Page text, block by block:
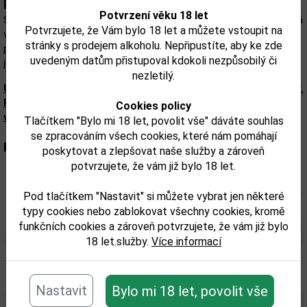
Potvrzení věku 18 let
Potvrzujete, že Vám bylo 18 let a můžete vstoupit na
stránky s prodejem alkoholu. Nepřipustíte, aby ke zde
uvedeným datům přistupoval kdokoli nezpůsobilý či
nezletilý.
Cookies policy
Tlačítkem "Bylo mi 18 let, povolit vše" dáváte souhlas
se zpracováním všech cookies, které nám pomáhají
poskytovat a zlepšovat naše služby a zároveň
potvrzujete, že vám již bylo 18 let.
Pod tlačítkem "Nastavit" si můžete vybrat jen některé
typy cookies nebo zablokovat všechny cookies, kromě
funkčních cookies a zároveň potvrzujete, že vám již bylo
18 let.služby. Více informací
Nastavit Bylo mi 18 let, povolit vše
Popis:
Skvělá whisky k posezení a kochání se výhledem. Sladká a kouřová
vůně s krémovým nádechem vanilkového crème brûlée. Na patře
pečená jablka a nádech muškátového oříšku s trvalým závěrem
jemného kouře z naší orknejské vřesové rašeliny.
Upozorňujeme, že tento produkt může obsahovat alergeny.
Přesné složení a alergeny jsou k dispozici na obalu
výrobku. Zkontrolujte prosím před konzumací.
Parametry:
Objem obalu (L): 0,7
Související zboží